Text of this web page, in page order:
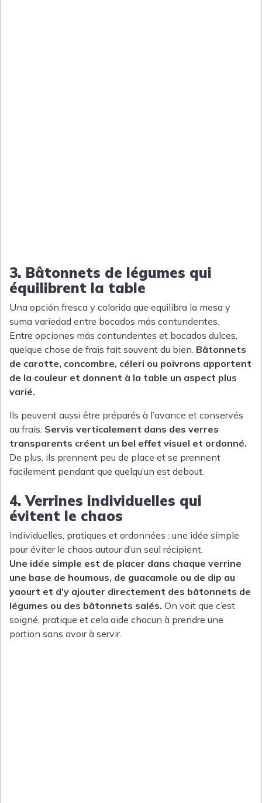
3. Bâtonnets de légumes qui
équilibrent la table
Una opción fresca y colorida que equilibra la mesa y
suma variedad entre bocados más contundentes.
Entre opciones más contundentes et bocados dulces,
quelque chose de frais fait souvent du bien. Bâtonnets
de carotte, concombre, céleri ou poivrons apportent
de la couleur et donnent à la table un aspect plus
varié.
Ils peuvent aussi être préparés à l’avance et conservés
au frais. Servis verticalement dans des verres
transparents créent un bel effet visuel et ordonné.
De plus, ils prennent peu de place et se prennent
facilement pendant que quelqu’un est debout.
4. Verrines individuelles qui
évitent le chaos
Individuelles, pratiques et ordonnées : une idée simple
pour éviter le chaos autour d’un seul récipient.
Une idée simple est de placer dans chaque verrine
une base de houmous, de guacamole ou de dip au
yaourt et d’y ajouter directement des bâtonnets de
légumes ou des bâtonnets salés. On voit que c’est
soigné, pratique et cela aide chacun à prendre une
portion sans avoir à servir.